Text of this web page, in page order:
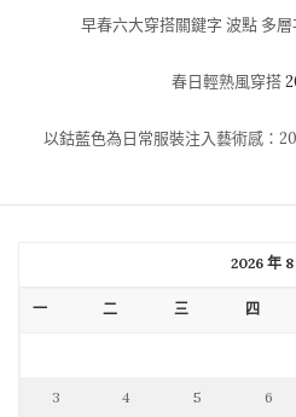
早春六大穿搭關鍵字 波點 多
春日輕熟風穿搭
以鈷藍色為日常服裝注入藝術感：
2026 年 8
一 二 三 四
3 4 5 6